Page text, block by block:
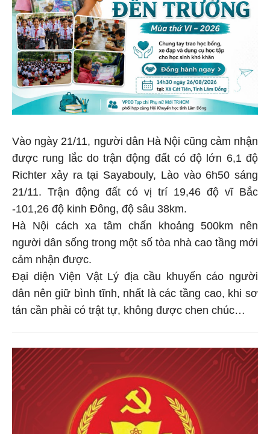
Vào ngày 21/11, người dân Hà Nội cũng cảm nhận
được rung lắc do trận động đất có độ lớn 6,1 độ
Richter xảy ra tại Sayabouly, Lào vào 6h50 sáng
21/11. Trận động đất có vị trí 19,46 độ vĩ Bắc
-101,26 độ kinh Đông, độ sâu 38km.
Hà Nội cách xa tâm chấn khoảng 500km nên
người dân sống trong một số tòa nhà cao tầng mới
cảm nhận được.
Đại diện Viện Vật Lý địa cầu khuyến cáo người
dân nên giữ bình tĩnh, nhất là các tầng cao, khi sơ
tán cần phải có trật tự, không được chen chúc…